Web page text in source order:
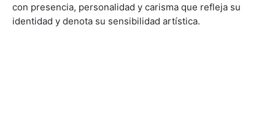
con presencia, personalidad y carisma que refleja su
identidad y denota su sensibilidad artística.